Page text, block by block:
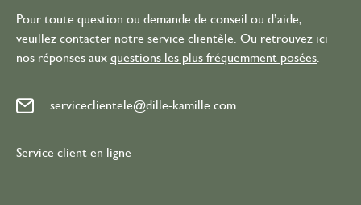
Pour toute question ou demande de conseil ou d’aide,
veuillez contacter notre service clientèle. Ou retrouvez ici
nos réponses aux questions les plus fréquemment posées.
serviceclientele@dille-kamille.com
Service client en ligne